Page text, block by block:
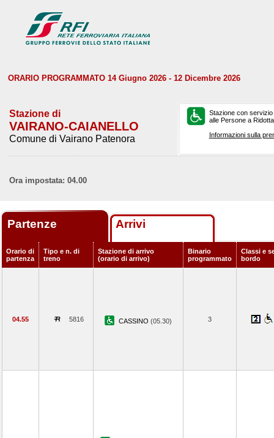
ORARIO PROGRAMMATO 14 Giugno 2026 - 12 Dicembre 2026
Stazione di
VAIRANO-CAIANELLO
Comune di Vairano Patenora
Stazione con
alle Persone a
Informazioni sulla
Ora impostata: 04.00
Partenze Arrivi
Orario di
partenza
Tipo e n. di
treno
Stazione di arrivo
(orario di arrivo)
Binario
programmato
Classi e
bordo
04.55 5816 CASSINO (05.30) 3